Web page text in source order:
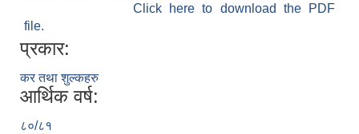
Click here to download the PDF
file.
प्रकार:
कर तथा शुल्कहरु
आर्थिक वर्ष:
८०/८१